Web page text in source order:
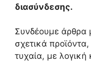
διασύνδεσης.
Συνδέουμε άρθρα
σχετικά
τυχαία, με λογική